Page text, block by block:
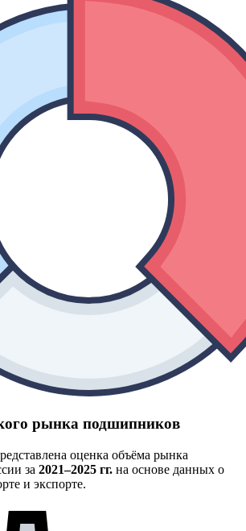
рынка подшипников
оценка объёма рынка
за 2021–2025 гг. на основе данных о
и экспорте.